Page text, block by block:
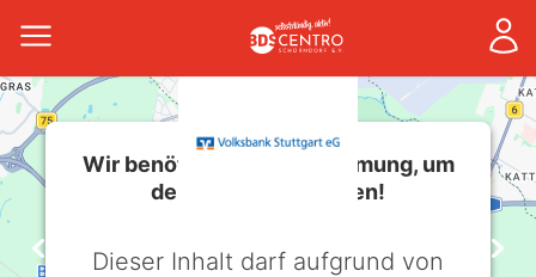
Wir benötigen Ihre Zustimmung, um
den -Service zu laden!
Dieser Inhalt darf aufgrund von